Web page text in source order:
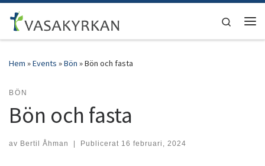
Hoppa till innehåll
Search
Hem »Events »Bön »Bön och fasta
BÖN
Bön och fasta
av Bertil Åhman | Publicerat 16 februari, 2024